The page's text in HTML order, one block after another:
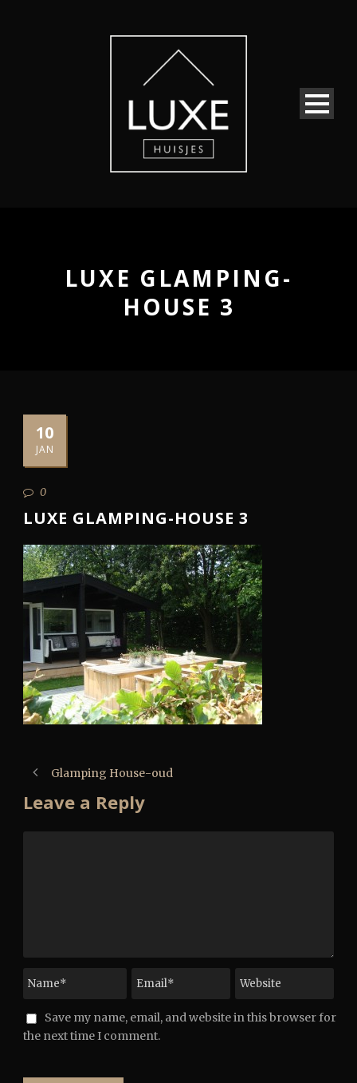
LUXE GLAMPING-
HOUSE 3
10
JAN
0
LUXE GLAMPING-HOUSE 3
Glamping House-oud
Leave a Reply
Save my name, email, and website in this browser for
the next time I comment.